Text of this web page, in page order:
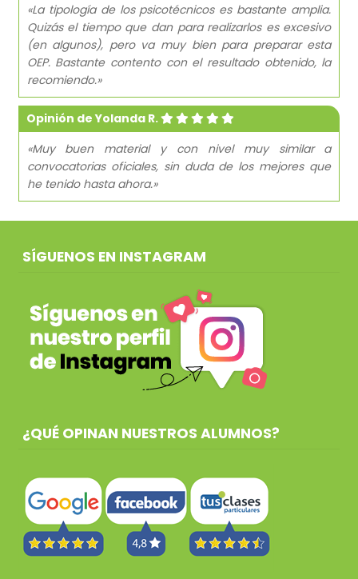
«La tipología de los psicotécnicos es bastante amplia.
Quizás el tiempo que dan para realizarlos es excesivo
(en algunos), pero va muy bien para preparar esta
OEP. Bastante contento con el resultado obtenido, la
recomiendo.»
Opinión de Yolanda R.
«Muy buen material y con nivel muy similar a
convocatorias oficiales, sin duda de los mejores que
he tenido hasta ahora.»
SÍGUENOS EN INSTAGRAM
¿QUÉ OPINAN NUESTROS ALUMNOS?